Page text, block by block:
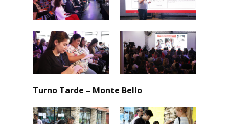
Turno Tarde – Monte Bello